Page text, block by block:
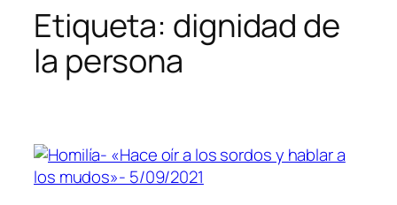
Etiqueta: dignidad de
la persona